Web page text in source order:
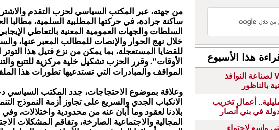
من جهته، عبر المكتب السياسي لحزب التقدم
ساكنة جرادة، في حركتها المطلبية السلمية، مطالبا
السلطات والجهات العمومية المعنية بالتعاطي
خلال نهج الحوار والإنصات للمطالب المعبر عنها،
للقضايا المستعجلة، بما يمكن من نزع فتيل هذا
الأوقات". وقرر الحزب تشكيل خلية مركزية للتتبع
المواقف والمبادرات التي تستدعيها تطورات هذا
وعلاقة بموضوع الاحتجاجات، جدد المكتب السياسي
الانكباب الجدي والسريع على تجاوز أزمة النموذج
بلادنا لعقود وما أبان عنه من محدودية واختلالات، وفي
المجالية والاجتماعية الصارخة، وتفاقم المشكلات
هذا الأسبوع
شركة VENTACON لصناعة النوافذ
بالناظور
أعمال تخريب
في بني أنصار
واسع لاحتواء